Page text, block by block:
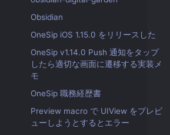
Obsidian
OneSip iOS 1.15.0 をリリースした
OneSip v1.14.0 Push 通知をタップ
したら適切な画面に遷移する実装メ
モ
OneSip 職務経歴書
Preview macro で UIView をプレビ
ューしようとするとエラー